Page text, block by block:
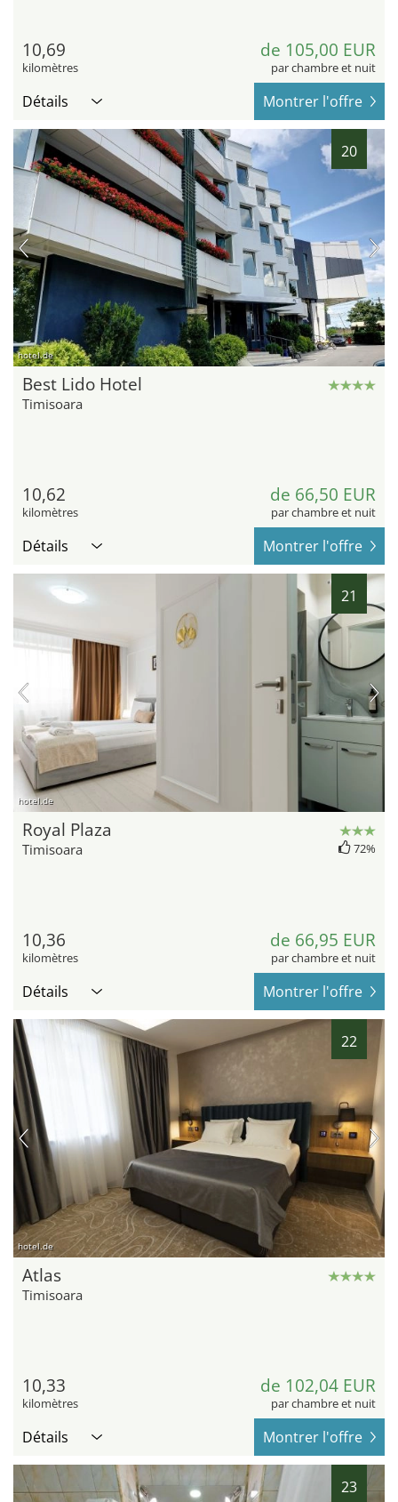
10,69
kilomètres
de 105,00 EUR
par chambre et nuit
Détails Montrer l'offre
20
hotel.de
Best Lido Hotel
Timisoara
10,62
kilomètres
de 66,50 EUR
par chambre et nuit
Détails Montrer l'offre
21
hotel.de
Royal Plaza
Timisoara 72%
10,36
kilomètres
de 66,95 EUR
par chambre et nuit
Détails Montrer l'offre
22
hotel.de
Atlas
Timisoara
10,33
kilomètres
de 102,04 EUR
par chambre et nuit
Détails Montrer l'offre
23